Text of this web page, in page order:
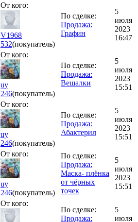
От кого:
V1968
532(покупатель)
По сделке:
Продажа:
Графин
5
июля
2023
16:47
От кого:
uy
246(покупатель)
По сделке:
Продажа:
Вешалки
5
июля
2023
15:51
От кого:
uy
246(покупатель)
По сделке:
Продажа:
Абактерил
5
июля
2023
15:51
От кого:
uy
246(покупатель)
По сделке:
Продажа:
Маска- плёнка
от чёрных
точек
5
июля
2023
15:51
От кого:
По сделке:
Продажа:
5
июля